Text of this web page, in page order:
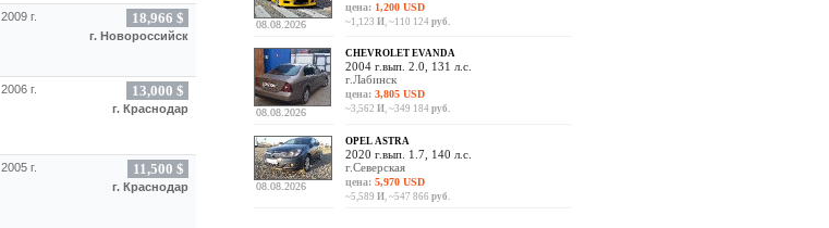
2009 г. 18,966 $
г. Новороссийск
2006 г. 13,000 $
г. Краснодар
2005 г. 11,500 $
г. Краснодар
08.08.2026
цена: 1,200 USD
~1,123 И, ~110 124 руб.
08.08.2026
CHEVROLET EVANDA
2004 г.вып. 2.0, 131 л.с.
г.Лабинск
цена: 3,805 USD
~3,562 И, ~349 184 руб.
08.08.2026
OPEL ASTRA
2020 г.вып. 1.7, 140 л.с.
г.Северская
цена: 5,970 USD
~5,589 И, ~547 866 руб.